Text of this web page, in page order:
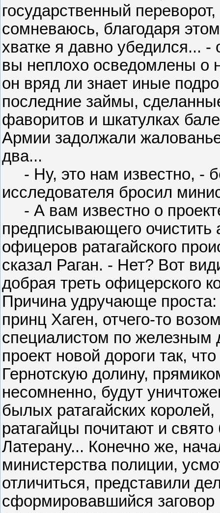
государственный
сомневаюсь, благодаря
хватке я давно убедился...
вы неплохо осведомлены о
он вряд ли знает иные
последние займы,
фаворитов и шкатулках
Армии задолжали
два...
- Ну, это нам известно, -
исследователя бросил
- А вам известно о
предписывающего
офицеров ратагайского
сказал Раган. - Нет? Вот
добрая треть офицерского
Причина удручающе проста:
принц Хаген, отчего-то
специалистом по железным
проект новой дороги так,
Гернотскую долину,
несомненно, будут
былых ратагайских
ратагайцы почитают и
Латерану... Конечно же,
министерства полиции,
отличиться, представили
сформировавшийся заговор